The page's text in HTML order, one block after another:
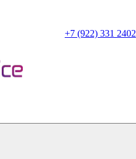
+7 (922) 331 2402